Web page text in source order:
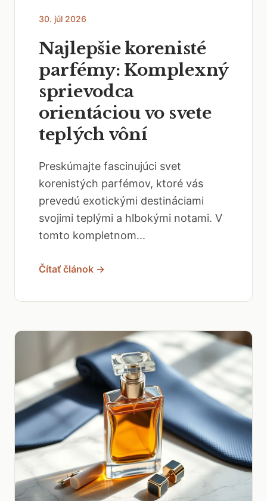
30. júl 2026
Najlepšie korenisté
parfémy: Komplexný
sprievodca
orientáciou vo svete
teplých vôní
Preskúmajte fascinujúci svet
korenistých parfémov, ktoré vás
prevedú exotickými destináciami
svojimi teplými a hlbokými notami. V
tomto kompletnom...
Čítať článok →